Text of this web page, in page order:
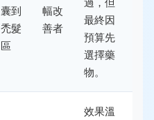
囊到
禿髮
區
幅改
善者
最終因
預算先
選擇藥
物。
效果溫